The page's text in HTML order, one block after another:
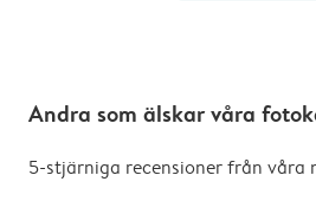
Andra som älskar våra
5-stjärniga recensioner från våra